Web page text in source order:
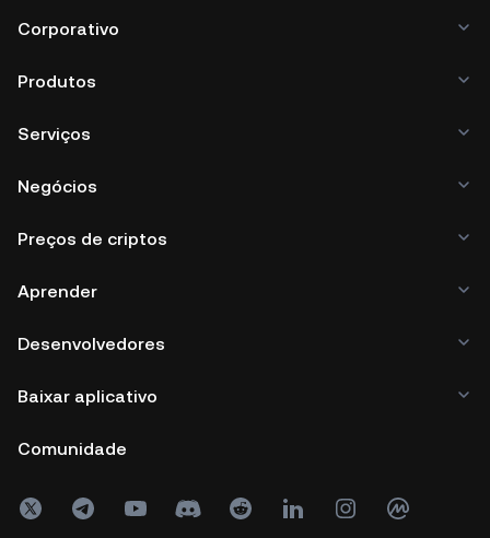
Corporativo
Produtos
Serviços
Negócios
Preços de criptos
Aprender
Desenvolvedores
Baixar aplicativo
Comunidade